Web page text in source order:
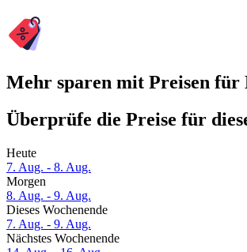
Mehr sparen mit Preisen
Überprüfe die Preise für
Heute
7. Aug. - 8. Aug.
Morgen
8. Aug. - 9. Aug.
Dieses Wochenende
7. Aug. - 9. Aug.
Nächstes Wochenende